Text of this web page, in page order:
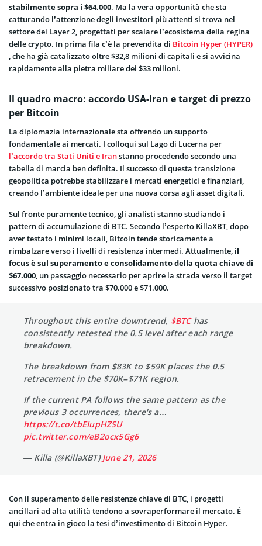
stabilmente sopra i $64.000. Ma la vera opportunità che sta
catturando l’attenzione degli investitori più attenti si trova nel
settore dei Layer 2, progettati per scalare l’ecosistema della regina
delle crypto. In prima fila c’è la prevendita di Bitcoin Hyper (HYPER)
, che ha già catalizzato oltre $32,8 milioni di capitali e si avvicina
rapidamente alla pietra miliare dei $33 milioni.
Il quadro macro: accordo USA-Iran e target di prezzo
per Bitcoin
La diplomazia internazionale sta offrendo un supporto
fondamentale ai mercati. I colloqui sul Lago di Lucerna per
l’accordo tra Stati Uniti e Iranstanno procedendo secondo una
tabella di marcia ben definita. Il successo di questa transizione
geopolitica potrebbe stabilizzare i mercati energetici e finanziari,
creando l’ambiente ideale per una nuova corsa agli asset digitali.
Sul fronte puramente tecnico, gli analisti stanno studiando i
pattern di accumulazione di BTC. Secondo l’esperto KillaXBT, dopo
aver testato i minimi locali, Bitcoin tende storicamente a
rimbalzare verso i livelli di resistenza intermedi. Attualmente, il
focus è sul superamento e consolidamento della quota chiave di
$67.000, un passaggio necessario per aprire la strada verso il target
successivo posizionato tra $70.000 e $71.000.
Throughout this entire downtrend, $BTChas
consistently retested the 0.5 level after each range
breakdown.
The breakdown from $83K to $59K places the 0.5
retracement in the $70K–$71K region.
If the current PA follows the same pattern as the
previous 3 occurrences, there's a…
https://t.co/tbEIupHZSU
pic.twitter.com/eB2ocx5Gg6
— Killa (@KillaXBT)June 21, 2026
Con il superamento delle resistenze chiave di BTC, i progetti
ancillari ad alta utilità tendono a sovraperformare il mercato. È
qui che entra in gioco la tesi d’investimento di Bitcoin Hyper.